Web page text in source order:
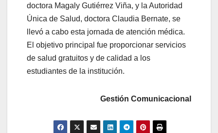
doctora Magaly Gutiérrez Viña, y la Autoridad
Única de Salud, doctora Claudia Bernate, se
llevó a cabo esta jornada de atención médica.
El objetivo principal fue proporcionar servicios
de salud gratuitos y de calidad a los
estudiantes de la institución.
Gestión Comunicacional